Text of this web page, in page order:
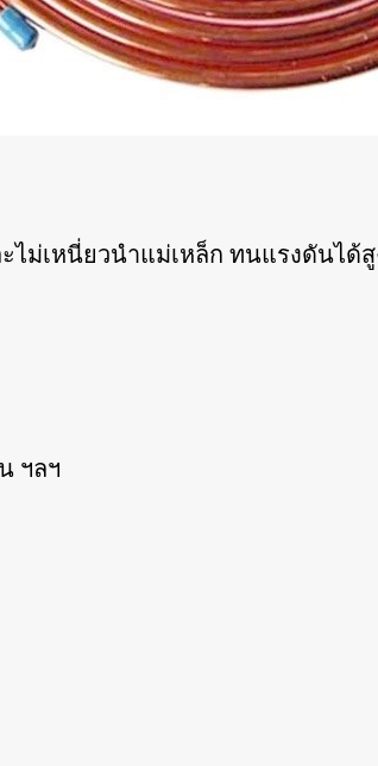
ม่เหนี่ยวนำแม่เหล็ก ทนแรงดันได้
ฯลฯ